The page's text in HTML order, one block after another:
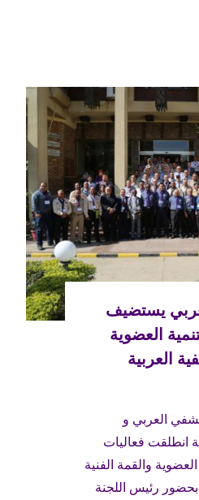
العربي و
انطلقت فعاليات
والقمة الفنية
بحضور رئيس اللجنة